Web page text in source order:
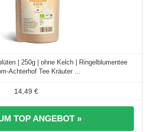
| 250g | ohne Kelch | Ringelblumentee
Achterhof Tee Kräuter ...
14,49 €
TOP ANGEBOT »